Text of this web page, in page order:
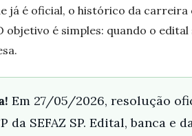
já é oficial, o histórico da carreira
objetivo é simples: quando o
Em 27/05/2026, resolução
da SEFAZ SP. Edital, banca e